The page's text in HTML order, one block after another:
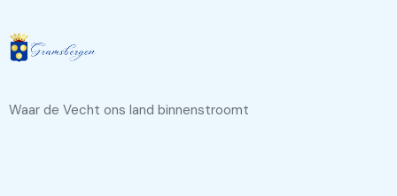
Waar de Vecht ons land binnenstroomt